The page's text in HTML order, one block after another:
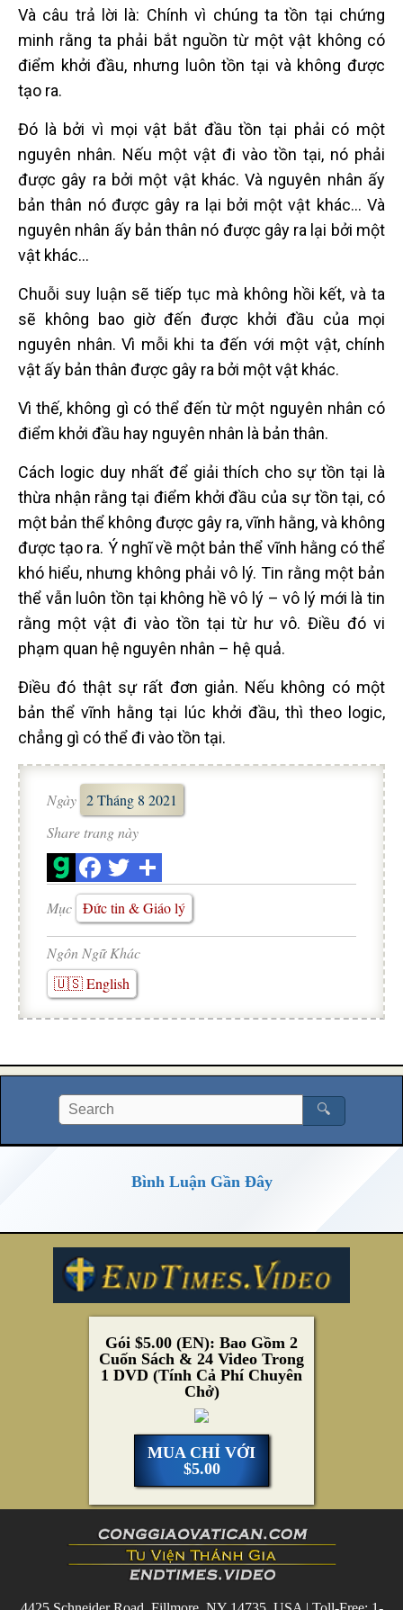
Và câu trả lời là: Chính vì chúng ta tồn tại chứng
minh rằng ta phải bắt nguồn từ một vật không có
điểm khởi đầu, nhưng luôn tồn tại và không được
tạo ra.
Đó là bởi vì mọi vật bắt đầu tồn tại phải có một
nguyên nhân. Nếu một vật đi vào tồn tại, nó phải
được gây ra bởi một vật khác. Và nguyên nhân ấy
bản thân nó được gây ra lại bởi một vật khác… Và
nguyên nhân ấy bản thân nó được gây ra lại bởi một
vật khác…
Chuỗi suy luận sẽ tiếp tục mà không hồi kết, và ta
sẽ không bao giờ đến được khởi đầu của mọi
nguyên nhân. Vì mỗi khi ta đến với một vật, chính
vật ấy bản thân được gây ra bởi một vật khác.
Vì thế, không gì có thể đến từ một nguyên nhân có
điểm khởi đầu hay nguyên nhân là bản thân.
Cách logic duy nhất để giải thích cho sự tồn tại là
thừa nhận rằng tại điểm khởi đầu của sự tồn tại, có
một bản thể không được gây ra, vĩnh hằng, và không
được tạo ra. Ý nghĩ về một bản thể vĩnh hằng có thể
khó hiểu, nhưng không phải vô lý. Tin rằng một bản
thể vẫn luôn tồn tại không hề vô lý – vô lý mới là tin
rằng một vật đi vào tồn tại từ hư vô. Điều đó vi
phạm quan hệ nguyên nhân – hệ quả.
Điều đó thật sự rất đơn giản. Nếu không có một
bản thể vĩnh hằng tại lúc khởi đầu, thì theo logic,
chẳng gì có thể đi vào tồn tại.
Ngày 2 Tháng 8 2021
Share trang này
Mục Đức tin & Giáo lý
Ngôn Ngữ Khác
🇺🇸 English
🔍
Bình Luận Gần Đây
Gói $5.00 (EN): Bao Gồm 2
Cuốn Sách & 24 Video Trong
1 DVD (Tính Cả Phí Chuyên
Chở)
MUA CHỈ VỚI
$5.00